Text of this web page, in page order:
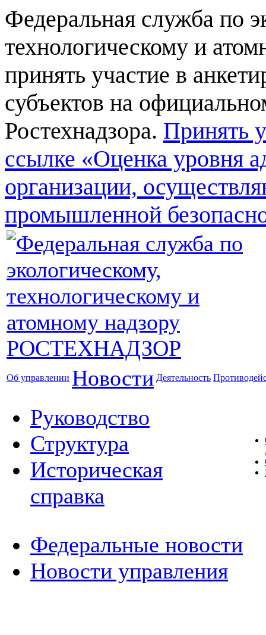
Федеральная служба по
технологическому и
принять участие в
субъектов на
Ростехнадзора. Принять
ссылке «Оценка уровня
организации,
промышленной
Об управлении Новости Деятельность
Руководство
Структура
Историческая
справка
Федеральные новости
Новости управления